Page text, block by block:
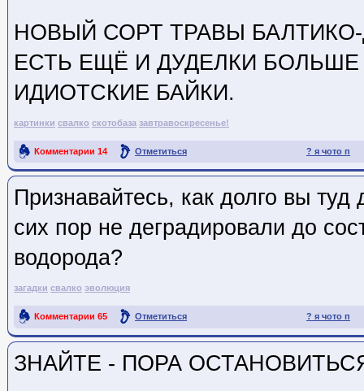
НОВЫЙ СОРТ ТРАВЫ
ЕСТЬ ЕЩЁ И ДУДЕЛКИ
ИДИОТСКИЕ БАЙКИ.
картинки свалко скотобаза завтравоскресенье!
? я чото п
Комментарии 14 Отметиться
Ссылка на пост
Признавайтесь, как долго вы
сих пор не деградировали до
водорода?
загадки свалко эволюция
? я чото п
Комментарии 65 Отметиться
Ссылка на пост
ЗНАЙТЕ - ПОРА